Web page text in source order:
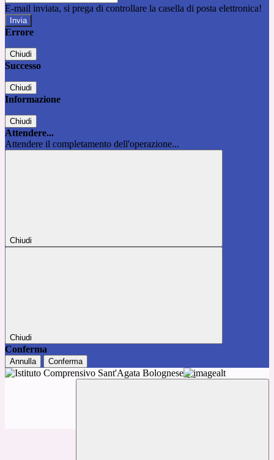
E-mail inviata, si prega di controllare la casella di posta elettronica!
Errore
Chiudi
Successo
Chiudi
Informazione
Chiudi
Attendere...
Attendere il completamento dell'operazione...
Chiudi
Chiudi
Conferma
Annulla Conferma